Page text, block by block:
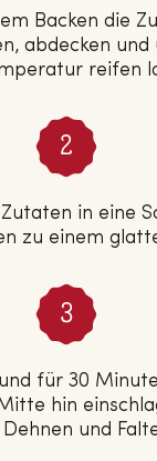
Backen die
abdecken
reifen
in eine
zu einem
für 30
hin
und